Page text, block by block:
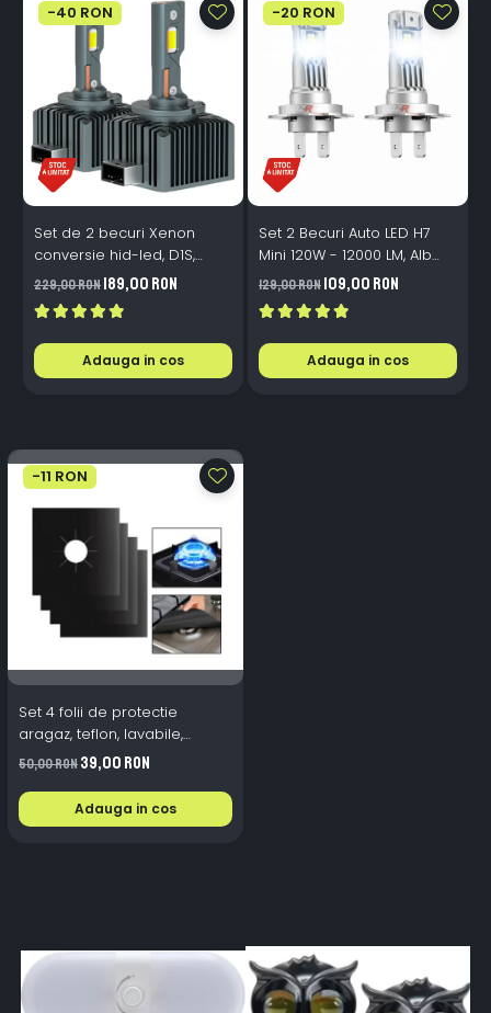
-40 RON
Set de 2 becuri Xenon
conversie hid-led, D1S,
120W, 12.000lm, Canbus,
Miez Cupru, Radiator
Aluminiu, Premium, Alb
Rece
229,00 RON189,00 RON
Adauga in cos
-20 RON
Set 2 Becuri Auto LED H7
Mini 120W - 12000 LM, Alb
Rece 6500K, Canbus
Integrat + Ventilator Răcire,
Plug & Play, 12-18V
129,00 RON109,00 RON
Adauga in cos
-11 RON
Set 4 folii de protectie
aragaz, teflon, lavabile,
reutilizabile, Negru/Gri
50,00 RON39,00 RON
Adauga in cos